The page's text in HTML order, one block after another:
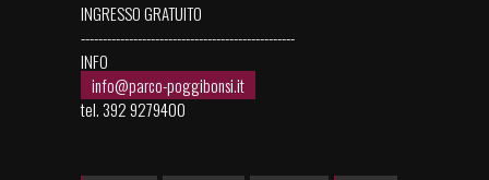
INGRESSO GRATUITO
-------------------------------------------------
INFO
info@parco-poggibonsi.it
tel. 392 9279400